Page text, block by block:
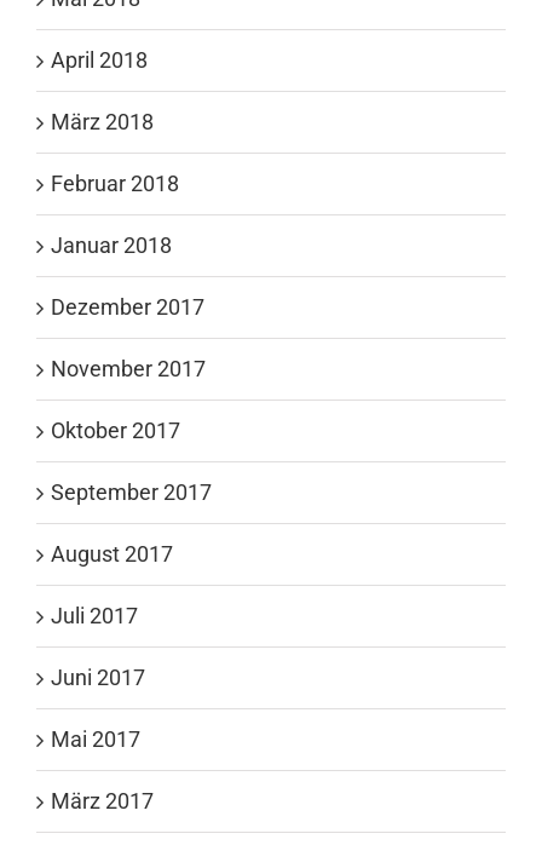
April 2018
März 2018
Februar 2018
Januar 2018
Dezember 2017
November 2017
Oktober 2017
September 2017
August 2017
Juli 2017
Juni 2017
Mai 2017
März 2017